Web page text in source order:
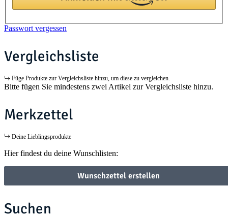
Passwort vergessen
Vergleichsliste
Füge Produkte zur Vergleichsliste hinzu, um diese zu vergleichen.
Bitte fügen Sie mindestens zwei Artikel zur Vergleichsliste hinzu.
Merkzettel
Deine Lieblingsprodukte
Hier findest du deine Wunschlisten:
Wunschzettel erstellen
Suchen